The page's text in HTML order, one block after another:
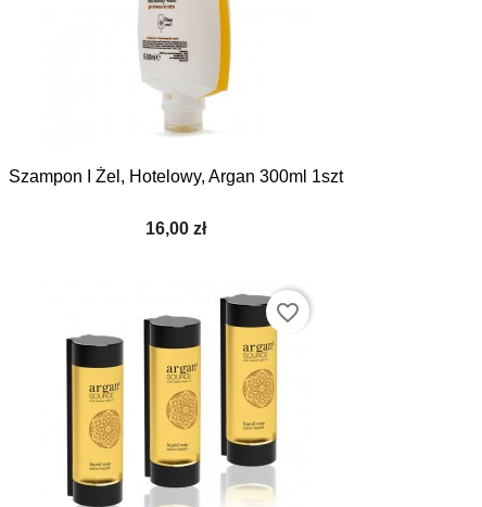
Szampon I Żel, Hotelowy, Argan 300ml 1szt
16,00 zł
favorite_border